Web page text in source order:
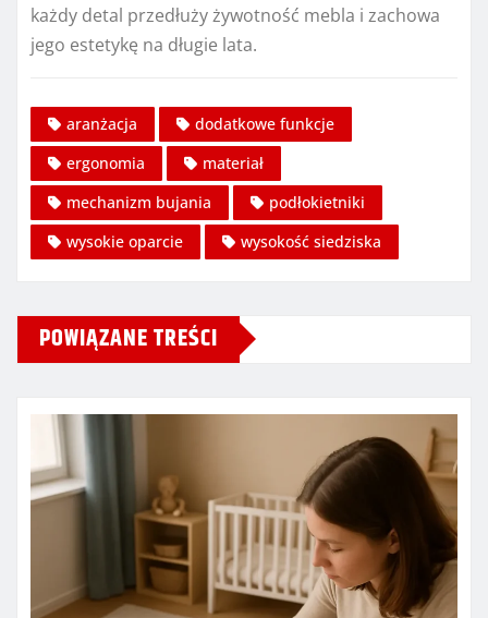
każdy detal przedłuży żywotność mebla i zachowa
jego estetykę na długie lata.
aranżacja
dodatkowe funkcje
ergonomia
materiał
mechanizm bujania
podłokietniki
wysokie oparcie
wysokość siedziska
POWIĄZANE TREŚCI